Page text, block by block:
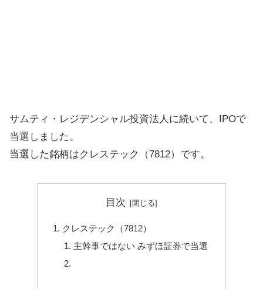
サムティ・レジデンシャル投資法人に続いて、IPOで
当選しました。
当選した銘柄はクレステック（7812）です。
目次
クレステック（7812）
主幹事ではない みずほ証券で当選